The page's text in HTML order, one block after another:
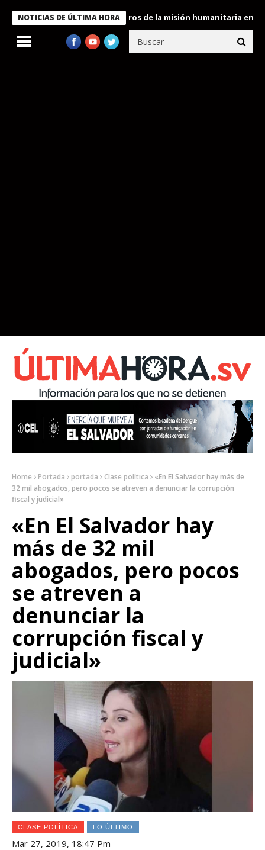
NOTICIAS DE ÚLTIMA HORA
condecora a miembros de la misión humanitaria enviada a
Home Portada portada Clase política
«En El Salvador hay más de
32 mil abogados, pero pocos se atreven a denunciar la corrupción
fiscal y judicial»
«En El Salvador hay
más de 32 mil
abogados, pero pocos
se atreven a
denunciar la
corrupción fiscal y
judicial»
CLASE POLÍTICA LO ÚLTIMO
Mar 27, 2019, 18:47 Pm